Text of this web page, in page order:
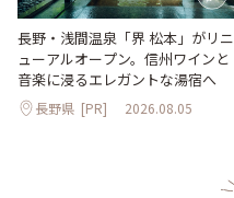
長野・浅間温泉「界 松本」がリニ
ューアルオープン。信州ワインと
音楽に浸るエレガントな湯宿へ
長野県 [PR] 2026.08.05